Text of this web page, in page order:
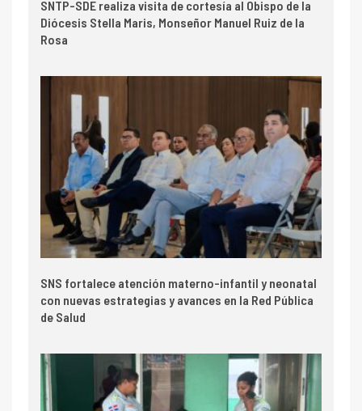
SNTP-SDE realiza visita de cortesía al Obispo de la
Diócesis Stella Maris, Monseñor Manuel Ruiz de la
Rosa
SNS fortalece atención materno-infantil y neonatal
con nuevas estrategias y avances en la Red Pública
de Salud